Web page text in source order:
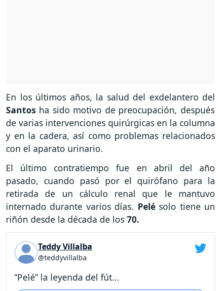
En los últimos años, la salud del exdelantero del
Santos ha sido motivo de preocupación, después
de varias intervenciones quirúrgicas en la columna
y en la cadera, así como problemas relacionados
con el aparato urinario.
El último contratiempo fue en abril del año
pasado, cuando pasó por el quirófano para la
retirada de un cálculo renal que le mantuvo
internado durante varios días. Pelé solo tiene un
riñón desde la década de los 70.
Teddy Villalba
@teddyvillalba
“Pelé” la leyenda del fút...